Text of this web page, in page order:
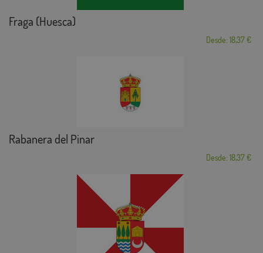
Fraga (Huesca)
Desde: 18,37 €
Rabanera del Pinar
Desde: 18,37 €